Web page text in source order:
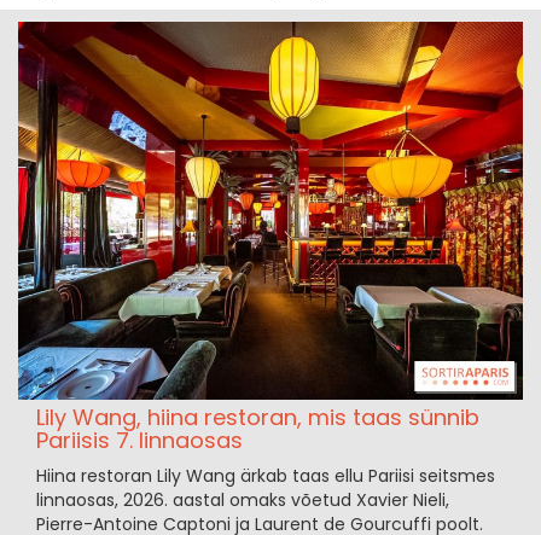
Lily Wang, hiina restoran, mis taas sünnib
Pariisis 7. linnaosas
Hiina restoran Lily Wang ärkab taas ellu Pariisi seitsmes
linnaosas, 2026. aastal omaks võetud Xavier Nieli,
Pierre-Antoine Captoni ja Laurent de Gourcuffi poolt.